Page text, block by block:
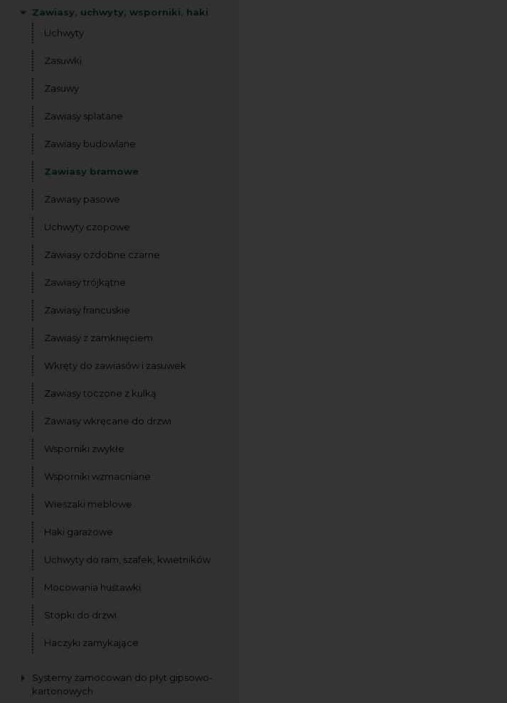
Zawiasy, uchwyty, wsporniki, haki
Uchwyty
Zasuwki
Zasuwy
Zawiasy splatane
Zawiasy budowlane
Zawiasy bramowe
Zawiasy pasowe
Uchwyty czopowe
Zawiasy ozdobne czarne
Zawiasy trójkątne
Zawiasy francuskie
Zawiasy z zamknięciem
Wkręty do zawiasów i zasuwek
Zawiasy toczone z kulką
Zawiasy wkręcane do drzwi
Wsporniki zwykłe
Wsporniki wzmacniane
Wieszaki meblowe
Haki garażowe
Uchwyty do ram, szafek, kwietników
Mocowania huśtawki
Stopki do drzwi
Haczyki zamykające
Systemy zamocowań do płyt gipsowo-
kartonowych